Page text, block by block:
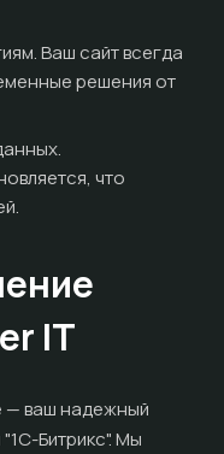
Ваш сайт всегда
решения от
что
IT
— ваш надежный
Битрикс". Мы